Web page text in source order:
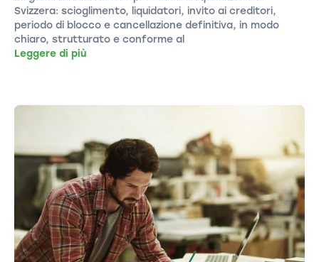
Svizzera: scioglimento, liquidatori, invito ai creditori,
periodo di blocco e cancellazione definitiva, in modo
chiaro, strutturato e conforme al
Leggere di più